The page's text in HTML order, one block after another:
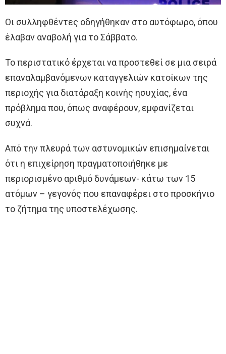
Οι συλληφθέντες οδηγήθηκαν στο αυτόφωρο, όπου
έλαβαν αναβολή για το Σάββατο.
Το περιστατικό έρχεται να προστεθεί σε μια σειρά
επαναλαμβανόμενων καταγγελιών κατοίκων της
περιοχής για διατάραξη κοινής ησυχίας, ένα
πρόβλημα που, όπως αναφέρουν, εμφανίζεται
συχνά.
Από την πλευρά των αστυνομικών επισημαίνεται
ότι η επιχείρηση πραγματοποιήθηκε με
περιορισμένο αριθμό δυνάμεων- κάτω των 15
ατόμων – γεγονός που επαναφέρει στο προσκήνιο
το ζήτημα της υποστελέχωσης.